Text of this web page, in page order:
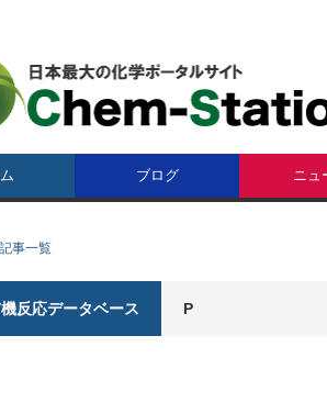
ブログ ニュ
事一覧
反応データベース P